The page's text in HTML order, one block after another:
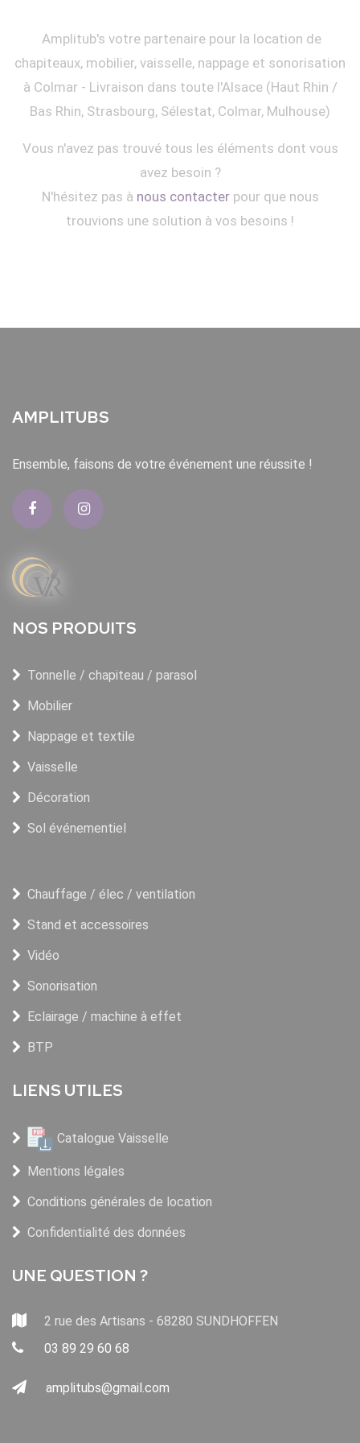
Amplitub's votre partenaire pour la location de
chapiteaux, mobilier, vaisselle, nappage et sonorisation
à Colmar - Livraison dans toute l'Alsace (Haut Rhin /
Bas Rhin, Strasbourg, Sélestat, Colmar, Mulhouse)
Vous n'avez pas trouvé tous les éléments dont vous
avez besoin ?
N'hésitez pas à nous contacterpour que nous
trouvions une solution à vos besoins !
AMPLITUBS
Ensemble, faisons de votre événement une réussite !
NOS PRODUITS
Tonnelle / chapiteau / parasol
Mobilier
Nappage et textile
Vaisselle
Décoration
Sol événementiel
Chauffage / élec / ventilation
Stand et accessoires
Vidéo
Sonorisation
Eclairage / machine à effet
BTP
LIENS UTILES
Catalogue Vaisselle
Mentions légales
Conditions générales de location
Confidentialité des données
UNE QUESTION ?
2 rue des Artisans - 68280 SUNDHOFFEN
03 89 29 60 68
amplitubs@gmail.com